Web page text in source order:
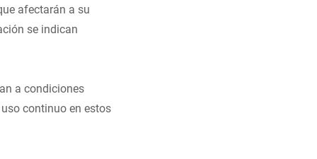
afectarán a su
se indican
a condiciones
continuo en estos